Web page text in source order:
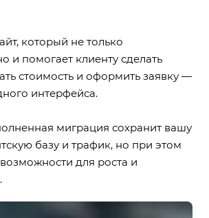
который не только
и помогает клиенту сделать
стоимость и оформить заявку —
интерфейса.
миграция сохранит вашу
базу и трафик, но при этом
для роста и